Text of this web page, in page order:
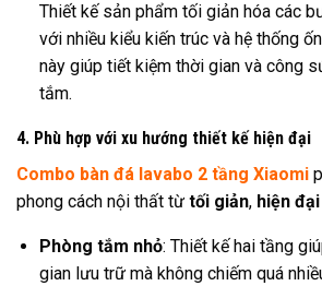
Thiết kế sản phẩm tối giản hóa các
với nhiều kiểu kiến trúc và hệ thống
này giúp tiết kiệm thời gian và công
tắm.
4. Phù hợp với xu hướng thiết kế hiện đại
Combo bàn đá lavabo 2 tầng Xiaomi
phong cách nội thất từ tối giản, hiện đại
Phòng tắm nhỏ: Thiết kế hai tầng
gian lưu trữ mà không chiếm quá